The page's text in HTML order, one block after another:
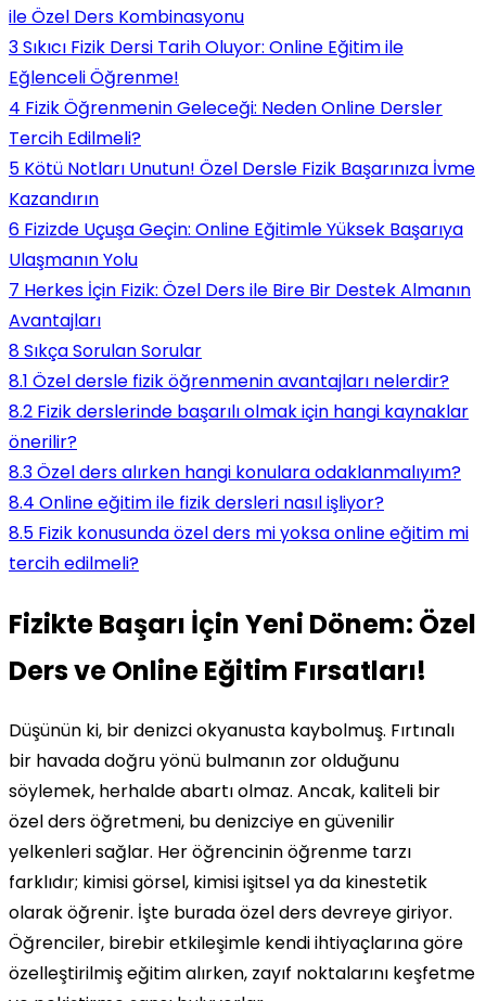
ile Özel Ders Kombinasyonu
3Sıkıcı Fizik Dersi Tarih Oluyor: Online Eğitim ile
Eğlenceli Öğrenme!
4 Fizik Öğrenmenin Geleceği: Neden Online Dersler
Tercih Edilmeli?
5 Kötü Notları Unutun! Özel Dersle Fizik Başarınıza İvme
Kazandırın
6 Fizizde Uçuşa Geçin: Online Eğitimle Yüksek Başarıya
Ulaşmanın Yolu
7 Herkes İçin Fizik: Özel Ders ile Bire Bir Destek Almanın
Avantajları
8Sıkça Sorulan Sorular
8.1 Özel dersle fizik öğrenmenin avantajları nelerdir?
8.2 Fizik derslerinde başarılı olmak için hangi kaynaklar
önerilir?
8.3Özel ders alırken hangi konulara odaklanmalıyım?
8.4 Online eğitim ile fizik dersleri nasıl işliyor?
8.5 Fizik konusunda özel ders mi yoksa online eğitim mi
tercih edilmeli?
Fizikte Başarı İçin Yeni Dönem: Özel
Ders ve Online Eğitim Fırsatları!
Düşünün ki, bir denizci okyanusta kaybolmuş. Fırtınalı
bir havada doğru yönü bulmanın zor olduğunu
söylemek, herhalde abartı olmaz. Ancak, kaliteli bir
özel ders öğretmeni, bu denizciye en güvenilir
yelkenleri sağlar. Her öğrencinin öğrenme tarzı
farklıdır; kimisi görsel, kimisi işitsel ya da kinestetik
olarak öğrenir. İşte burada özel ders devreye giriyor.
Öğrenciler, birebir etkileşimle kendi ihtiyaçlarına göre
özelleştirilmiş eğitim alırken, zayıf noktalarını keşfetme